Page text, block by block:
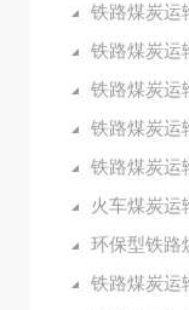
铁路煤炭运
铁路煤炭运
铁路煤炭运
铁路煤炭运
铁路煤炭运
火车煤炭运
环保型铁路
铁路煤炭运